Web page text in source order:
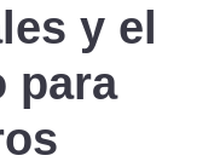
y el
para